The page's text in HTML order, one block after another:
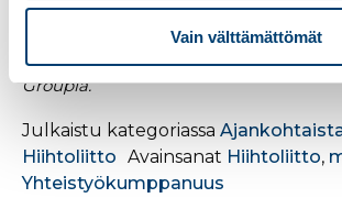
Vain välttämättömät
Eristämisen jälkeen säilölumi ei kuluta
energiaa. Snow Secure on nykyään
Groupia.
Julkaistu kategoriassa
Hiihtoliitto Avainsanat Hiihtoliitto,
Yhteistyökumppanuus